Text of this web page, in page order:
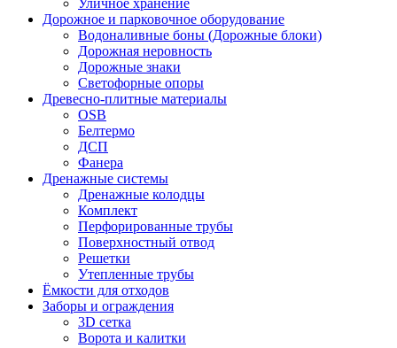
Уличное хранение
Дорожное и парковочное оборудование
Водоналивные боны (Дорожные блоки)
Дорожная неровность
Дорожные знаки
Светофорные опоры
Древесно-плитные материалы
OSB
Белтермо
ДСП
Фанера
Дренажные системы
Дренажные колодцы
Комплект
Перфорированные трубы
Поверхностный отвод
Решетки
Утепленные трубы
Ёмкости для отходов
Заборы и ограждения
3D сетка
Ворота и калитки